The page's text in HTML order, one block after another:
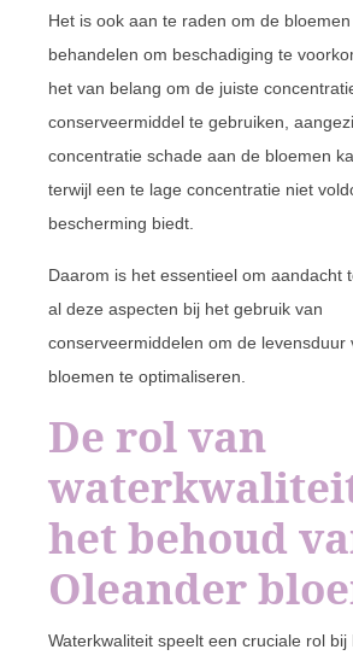
Het is ook aan te raden om de
behandelen om beschadiging te
het van belang om de juiste
conserveermiddel te gebruiken,
concentratie schade aan de bloemen
terwijl een te lage concentratie niet
bescherming biedt.
Daarom is het essentieel om aandacht
al deze aspecten bij het gebruik van
conserveermiddelen om de levensduur
bloemen te optimaliseren.
De rol van
het behoud
Oleander
Waterkwaliteit speelt een cruciale rol